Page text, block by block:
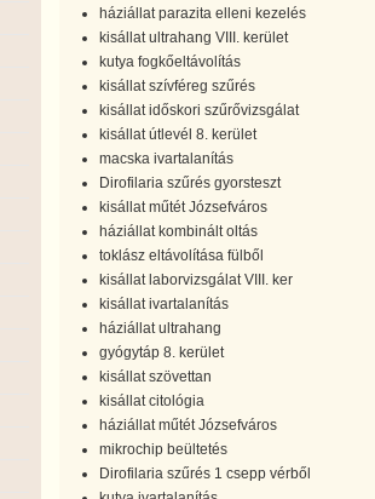
háziállat parazita elleni kezelés
kisállat ultrahang VIII. kerület
kutya fogkőeltávolítás
kisállat szívféreg szűrés
kisállat időskori szűrővizsgálat
kisállat útlevél 8. kerület
macska ivartalanítás
Dirofilaria szűrés gyorsteszt
kisállat műtét Józsefváros
háziállat kombinált oltás
toklász eltávolítása fülből
kisállat laborvizsgálat VIII. ker
kisállat ivartalanítás
háziállat ultrahang
gyógytáp 8. kerület
kisállat szövettan
kisállat citológia
háziállat műtét Józsefváros
mikrochip beültetés
Dirofilaria szűrés 1 csepp vérből